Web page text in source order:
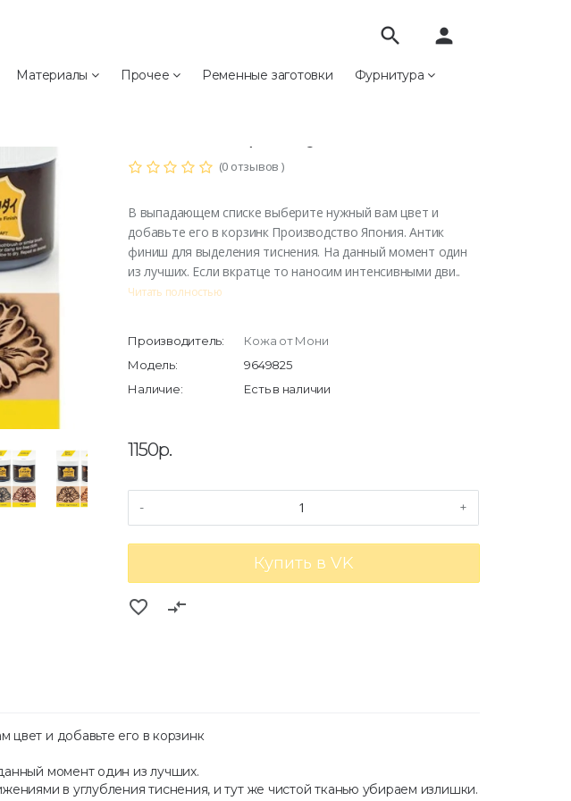
Материалы Прочее Ременные заготовки Фурнитура
search person
(0 отзывов )
В выпадающем списке выберите нужный вам цвет и
добавьте его в корзинк Производство Япония. Антик
финиш для выделения тиснения. На данный момент один
из лучших. Если вкратце то наносим интенсивными дви..
Читать полностью
Производитель:
Кожа от Мони
Модель:
9649825
Наличие:
Есть в наличии
1150р.
- +
Купить в VK
favorite_border compare_arrows
и добавьте его в корзинк
момент один из лучших.
в углубления тиснения, и тут же чистой тканью убираем излишки.